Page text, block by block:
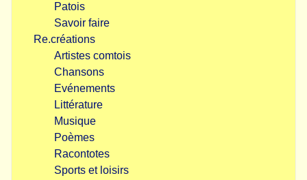
Patois
Savoir faire
Re.créations
Artistes comtois
Chansons
Evénements
Littérature
Musique
Poèmes
Racontotes
Sports et loisirs